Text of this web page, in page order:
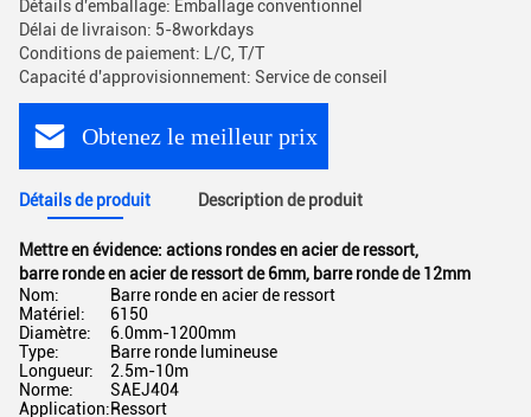
Détails d'emballage: Emballage conventionnel
Délai de livraison: 5-8workdays
Conditions de paiement: L/C, T/T
Capacité d'approvisionnement: Service de conseil
Obtenez le meilleur prix
Détails de produit Description de produit
Mettre en évidence: actions rondes en acier de ressort,
barre ronde en acier de ressort de 6mm, barre ronde de 12mm
Nom:
Barre ronde en acier de ressort
Matériel:
6150
Diamètre:
6.0mm-1200mm
Type:
Barre ronde lumineuse
Longueur:
2.5m-10m
Norme:
SAEJ404
Application:Ressort